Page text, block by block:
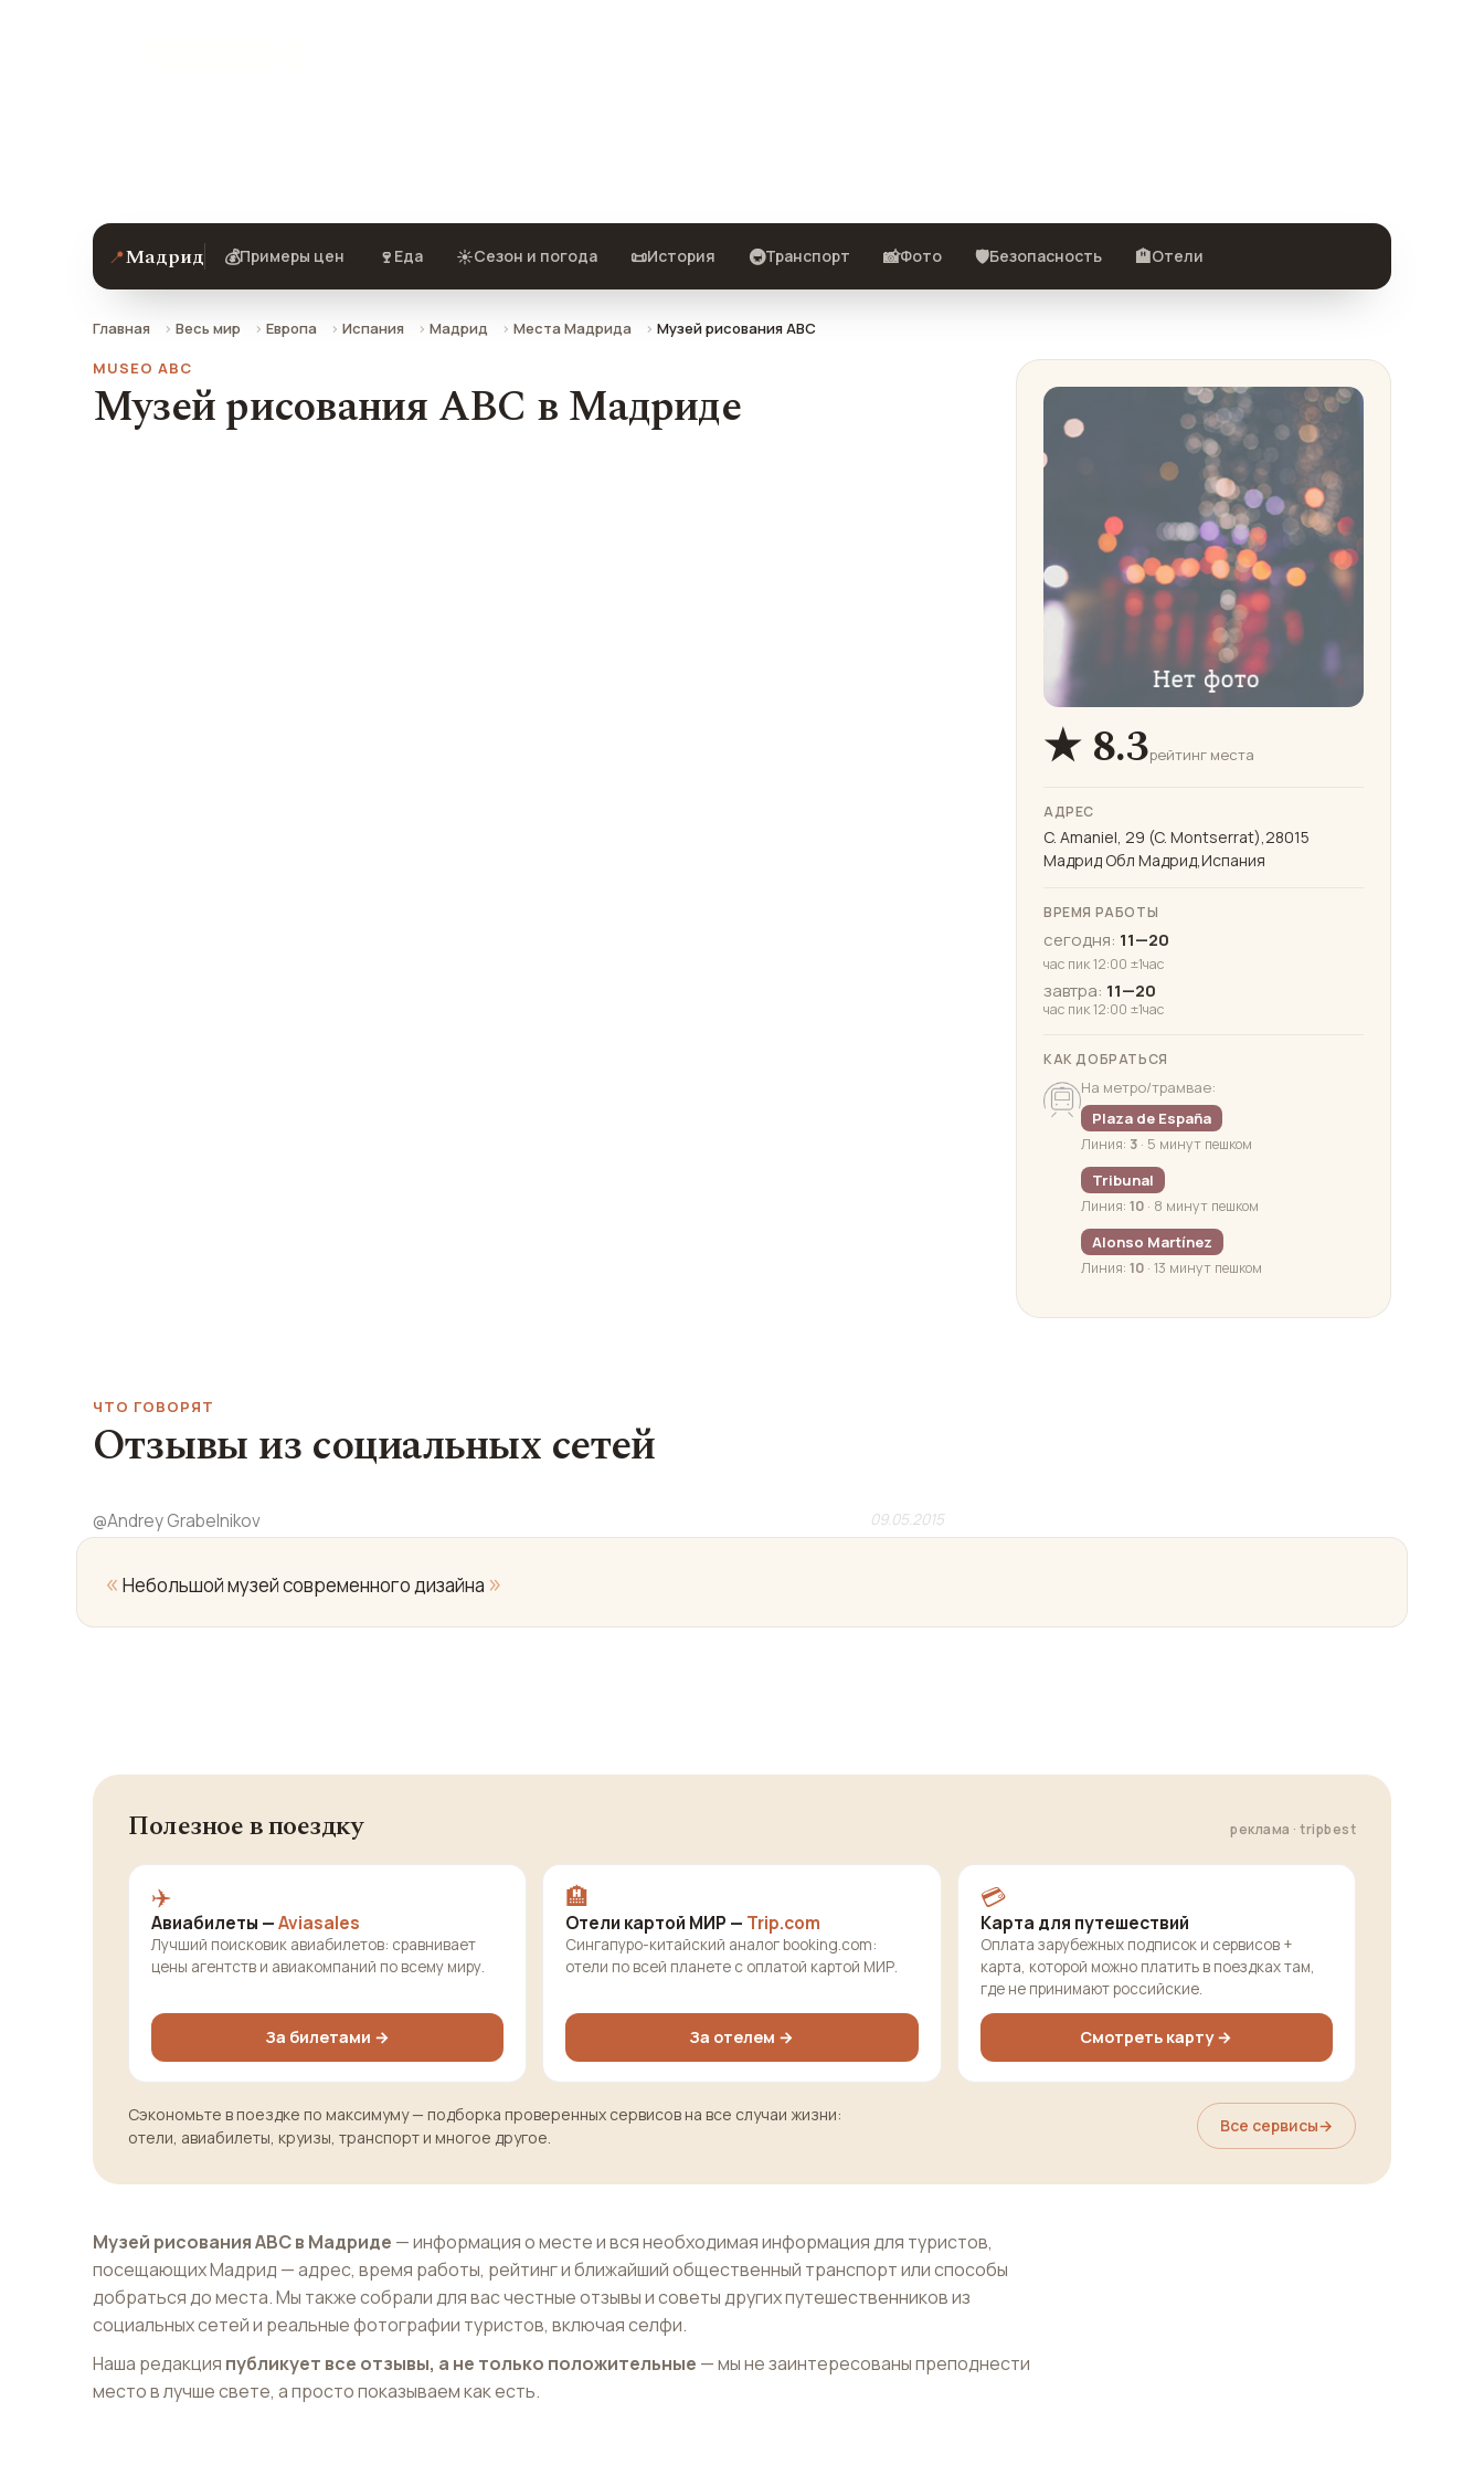
📍Мадрид 💰Примеры цен 🍷 Еда ☀️Сезон и погода 📜История 🚇Транспорт 📸Фото 🛡️Безопасность 🏨Отели
Главная Весь мир Европа Испания Мадрид Места Мадрида
Музей рисования ABC
MUSEO ABC
Музей рисования ABC в Мадриде
★ 8.3рейтинг места
АДРЕС
C. Amaniel, 29 (C. Montserrat),28015
Мадрид Обл Мадрид,Испания
ВРЕМЯ РАБОТЫ
сегодня: 11—20
час пик 12:00 ±1час
завтра: 11—20
час пик 12:00 ±1час
КАК ДОБРАТЬСЯ
На метро/трамвае:
Plaza de España
Линия: 3 · 5 минут пешком
Tribunal
Линия: 10 · 8 минут пешком
Alonso Martínez
Линия: 10 · 13 минут пешком
ЧТО ГОВОРЯТ
Отзывы из социальных сетей
@Andrey Grabelnikov 09.05.2015
« Небольшой музей современного дизайна »
Полезное в поездку реклама · tripbest
✈️
Авиабилеты —Aviasales
Лучший поисковик авиабилетов: сравнивает
цены агентств и авиакомпаний по всему миру.
За билетами →
🏨
Отели картой МИР — Trip.com
Сингапуро-китайский аналог booking.com:
отели по всей планете с оплатой картой МИР.
За отелем →
💳
Карта для путешествий
Оплата зарубежных подписок и сервисов +
карта, которой можно платить в поездках там,
где не принимают российские.
Смотреть карту →
Сэкономьте в поездке по максимуму — подборка проверенных сервисов на все случаи жизни:
отели, авиабилеты, круизы, транспорт и многое другое.
Все сервисы→
Музей рисования ABC в Мадриде — информация о месте и вся необходимая информация для туристов,
посещающих Мадрид — адрес, время работы, рейтинг и ближайший общественный транспорт или способы
добраться до места. Мы также собрали для вас честные отзывы и советы других путешественников из
социальных сетей и реальные фотографии туристов, включая селфи.
Наша редакция публикует все отзывы, а не только положительные — мы не заинтересованы преподнести
место в лучше свете, а просто показываем как есть.